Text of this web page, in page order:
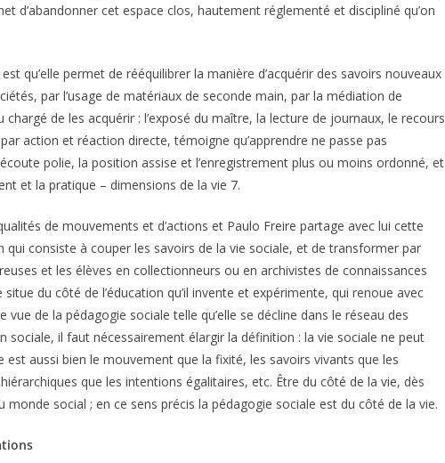
d’abandonner cet espace clos, hautement réglementé et discipliné qu’on
qu’elle permet de rééquilibrer la manière d’acquérir des savoirs nouveaux
par l’usage de matériaux de seconde main, par la médiation de
chargé de les acquérir : l’exposé du maître, la lecture de journaux, le recours
action et réaction directe, témoigne qu’apprendre ne passe pas
polie, la position assise et l’enregistrement plus ou moins ordonné, et
et la pratique – dimensions de la vie 7.
de mouvements et d’actions et Paulo Freire partage avec lui cette
qui consiste à couper les savoirs de la vie sociale, et de transformer par
et les élèves en collectionneurs ou en archivistes de connaissances
du côté de l’éducation qu’il invente et expérimente, qui renoue avec
de la pédagogie sociale telle qu’elle se décline dans le réseau des
sociale, il faut nécessairement élargir la définition : la vie sociale ne peut
est aussi bien le mouvement que la fixité, les savoirs vivants que les
que les intentions égalitaires, etc. Être du côté de la vie, dès
monde social ; en ce sens précis la pédagogie sociale est du côté de la vie.